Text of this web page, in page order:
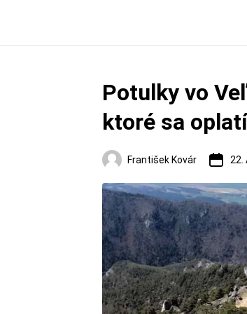
Potulky vo
ktoré sa
František Kovár 22.
Regióny